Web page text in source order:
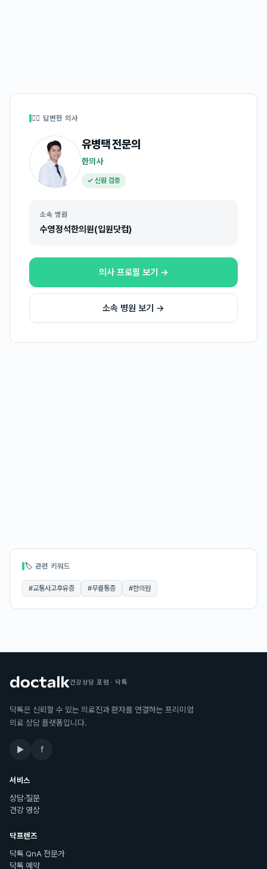
👩‍⚕️ 답변한 의사
유병택전문의
한의사
✓ 신원 검증
소속 병원
수영정석한의원(입원닷컴)
의사 프로필 보기 →
소속 병원 보기 →
🏷 관련 키워드
#교통사고후유증 #무릎통증 #한의원
건강상담 포럼 · 닥톡
닥톡은 신뢰할 수 있는 의료진과 환자를 연결하는 프리미엄
의료 상담 플랫폼입니다.
▶ f
서비스
상담·질문
건강 영상
닥프렌즈
닥톡 QnA 전문가
닥톡 예약